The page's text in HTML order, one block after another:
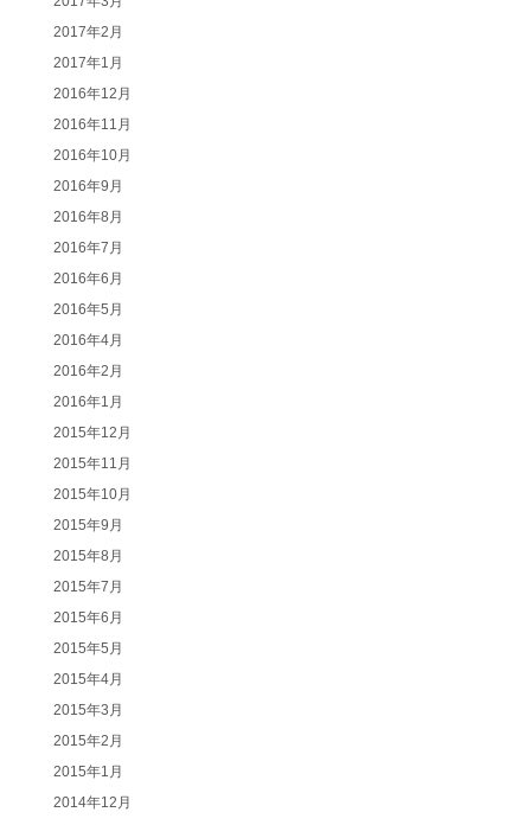
2017年2月
2017年1月
2016年12月
2016年11月
2016年10月
2016年9月
2016年8月
2016年7月
2016年6月
2016年5月
2016年4月
2016年2月
2016年1月
2015年12月
2015年11月
2015年10月
2015年9月
2015年8月
2015年7月
2015年6月
2015年5月
2015年4月
2015年3月
2015年2月
2015年1月
2014年12月